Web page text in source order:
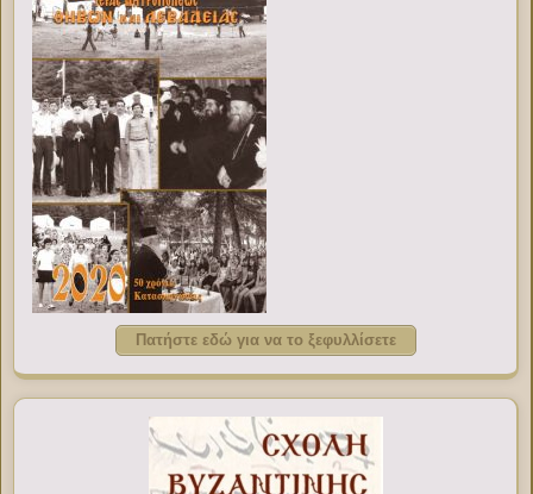
Πατήστε εδώ για να το ξεφυλλίσετε